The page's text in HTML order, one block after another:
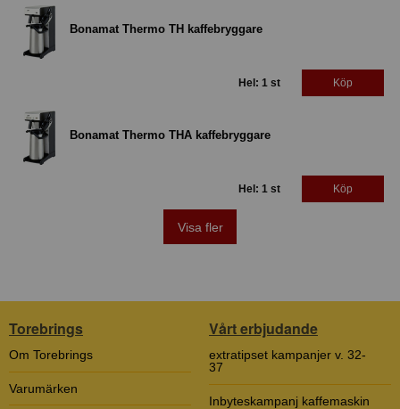
Bonamat Thermo TH kaffebryggare
Hel: 1 st Köp
Bonamat Thermo THA kaffebryggare
Hel: 1 st Köp
Visa fler
Torebrings
Om Torebrings
Varumärken
Vårt erbjudande
extratipset kampanjer v. 32-
37
Inbyteskampanj kaffemaskin